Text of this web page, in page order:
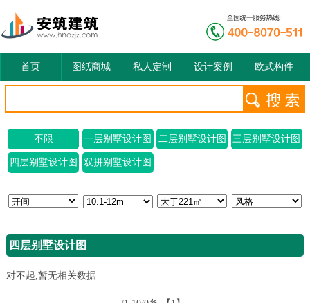
首页 图纸商城 私人定制 设计案例 欧式构件
不限 一层别墅设计图 二层别墅设计图 三层别墅设计图
四层别墅设计图 双拼别墅设计图
四层别墅设计图
对不起,暂无相关数据